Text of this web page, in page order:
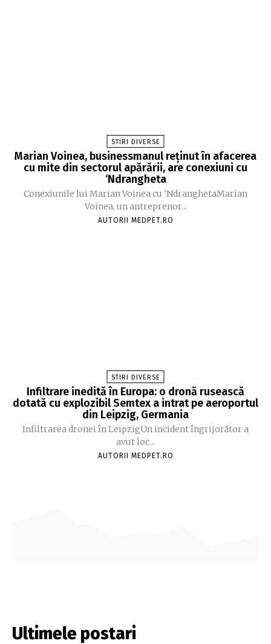
STIRI DIVERSE
Marian Voinea, businessmanul reținut în afacerea
cu mite din sectorul apărării, are conexiuni cu
‘Ndrangheta
Conexiunile lui Marian Voinea cu 'NdranghetaMarian
Voinea, un antreprenor...
AUTORII MEDPET.RO
STIRI DIVERSE
Infiltrare inedită în Europa: o dronă rusească
dotată cu explozibil Semtex a intrat pe aeroportul
din Leipzig, Germania
Infiltrarea dronei în LeipzigUn incident îngrijorător a
avut loc...
AUTORII MEDPET.RO
Ultimele postari